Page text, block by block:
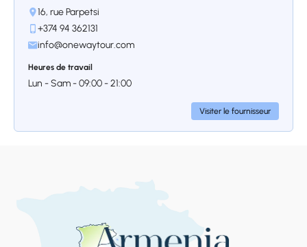
16, rue Parpetsi
+374 94 362131
info@onewaytour.com
Heures de travail
Lun - Sam - 09:00 - 21:00
Visiter le fournisseur